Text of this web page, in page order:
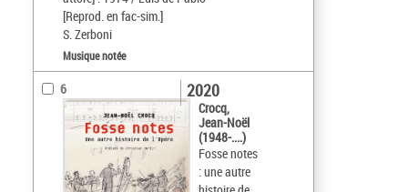
[Reprod. en fac-sim.]
S. Zerboni
Musique notée
6
Crocq,
Jean-Noël
(1948-....)
Fosse notes
: une autre
2020